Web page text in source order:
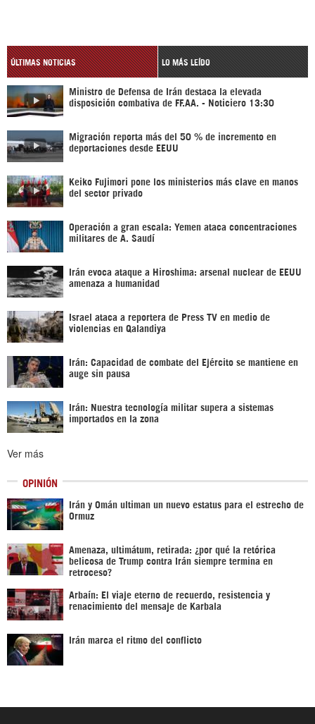
ÚLTIMAS NOTICIAS LO MÁS LEÍDO
Ministro de Defensa de Irán destaca la elevada
disposición combativa de FF.AA. - Noticiero 13:30
Migración reporta más del 50 % de incremento en
deportaciones desde EEUU
Keiko Fujimori pone los ministerios más clave en manos
del sector privado
Operación a gran escala: Yemen ataca concentraciones
militares de A. Saudí
Irán evoca ataque a Hiroshima: arsenal nuclear de EEUU
amenaza a humanidad
Israel ataca a reportera de Press TV en medio de
violencias en Qalandiya
Irán: Capacidad de combate del Ejército se mantiene en
auge sin pausa
Irán: Nuestra tecnología militar supera a sistemas
importados en la zona
Ver más
OPINIÓN
Irán y Omán ultiman un nuevo estatus para el estrecho de
Ormuz
Amenaza, ultimátum, retirada: ¿por qué la retórica
belicosa de Trump contra Irán siempre termina en
retroceso?
Arbaín: El viaje eterno de recuerdo, resistencia y
renacimiento del mensaje de Karbala
Irán marca el ritmo del conflicto